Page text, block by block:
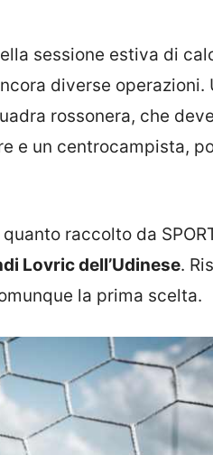
sessione estiva di
diverse operazioni.
rossonera, che
e un centrocampista,
raccolto da
Lovric dell’Udinese.
la prima scelta.